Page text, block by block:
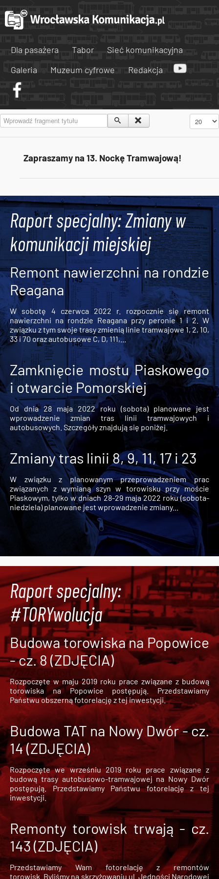
Dla pasażera Tabor
Sieć komunikacyjna
Galeria
Muzeum cyfrowe Redakcja
Wprowadź fragment tytułu Pokaż #
Zapraszamy na 13. Nockę Tramwajową!
Raport specjalny: Zmiany w
komunikacji miejskiej
Remont nawierzchni na rondzie
Reagana
W sobotę 4 czerwca 2022 r. rozpocznie się remont
nawierzchni na rondzie Reagana przy peronie 1 i 2. W
związku z tym swoje trasy zmienią linie tramwajowe 1, 2, 10,
33 i 70 oraz autobusowe C, D, 111,...
Zamknięcie mostu Piaskowego
i otwarcie Pomorskiej
Od dnia 28 maja 2022 roku (sobota) planowane jest
wprowadzenie zmian tras linii tramwajowych i
autobusowych. Szczegóły znajdują się poniżej.
Zmiany tras linii 8, 9, 11, 17 i 23
W związku z planowanym przeprowadzeniem prac
związanych z wymianą szyn w torowisku przy moście
Piaskowym, tylko w dniach 28-29 maja 2022 roku (sobota-
niedziela) planowane jest wprowadzenie zmiany...
Raport specjalny:
#TORYwolucja
Budowa torowiska na Popowice
- cz. 8 (ZDJĘCIA)
Rozpoczęte w maju 2019 roku prace związane z budową
torowiska na Popowice
postępują. Przedstawiamy
Państwu obszerną fotorelację z tej inwestycji.
Budowa TAT na Nowy Dwór - cz.
14 (ZDJĘCIA)
Rozpoczęte we wrześniu 2019 roku prace związane z
budową trasy autobusowo-tramwajowej na Nowy Dwór
postępują. Przedstawiamy Państwu fotorelację z tej
inwestycji.
Remonty torowisk trwają - cz.
143 (ZDJĘCIA)
Przedstawiamy Wam fotorelację z remontów
torowisk. Byliśmy na skrzyżowaniu ul. Jedności Narodowej